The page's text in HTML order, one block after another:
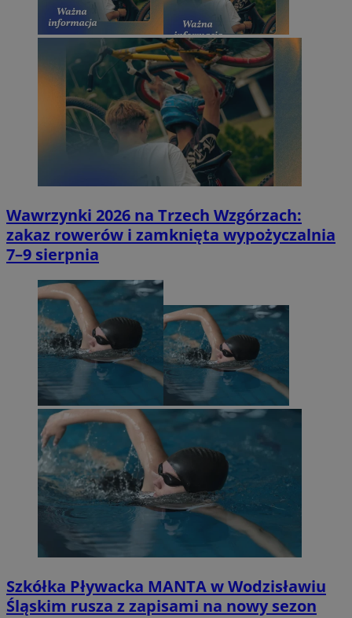
Wawrzynki 2026 na Trzech Wzgórzach:
zakaz rowerów i zamknięta wypożyczalnia
7–9 sierpnia
Szkółka Pływacka MANTA w Wodzisławiu
Śląskim rusza z zapisami na nowy sezon